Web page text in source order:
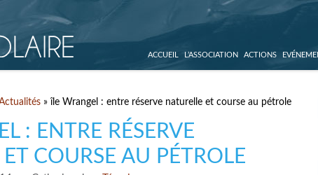
ACCUEIL L’ASSOCIATION ACTIONS
» île Wrangel : entre réserve naturelle et course au pétrole
: ENTRE RÉSERVE
COURSE AU PÉTROLE